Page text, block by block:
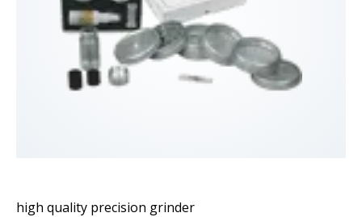
high quality precision grinder